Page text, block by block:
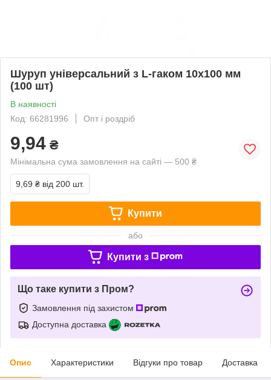
Шуруп універсальний з L-гаком 10х100 мм
(100 шт)
В наявності
Код: 66281996
Опт і роздріб
9,94 ₴
Мінімальна сума замовлення на сайті — 500 ₴
9,69 ₴ від 200 шт.
Купити
або
Купити з
Що таке купити з Пром?
Замовлення під захистом
Доступна доставка
Опис Характеристики Відгуки про товар Доставка